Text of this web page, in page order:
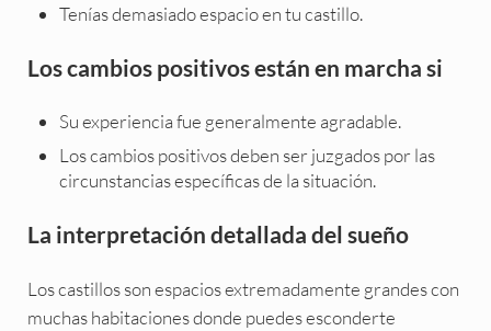
Tenías demasiado espacio en tu castillo.
Los cambios positivos están en marcha si
Su experiencia fue generalmente agradable.
Los cambios positivos deben ser juzgados por las
circunstancias específicas de la situación.
La interpretación detallada del sueño
Los castillos son espacios extremadamente grandes con
muchas habitaciones donde puedes esconderte